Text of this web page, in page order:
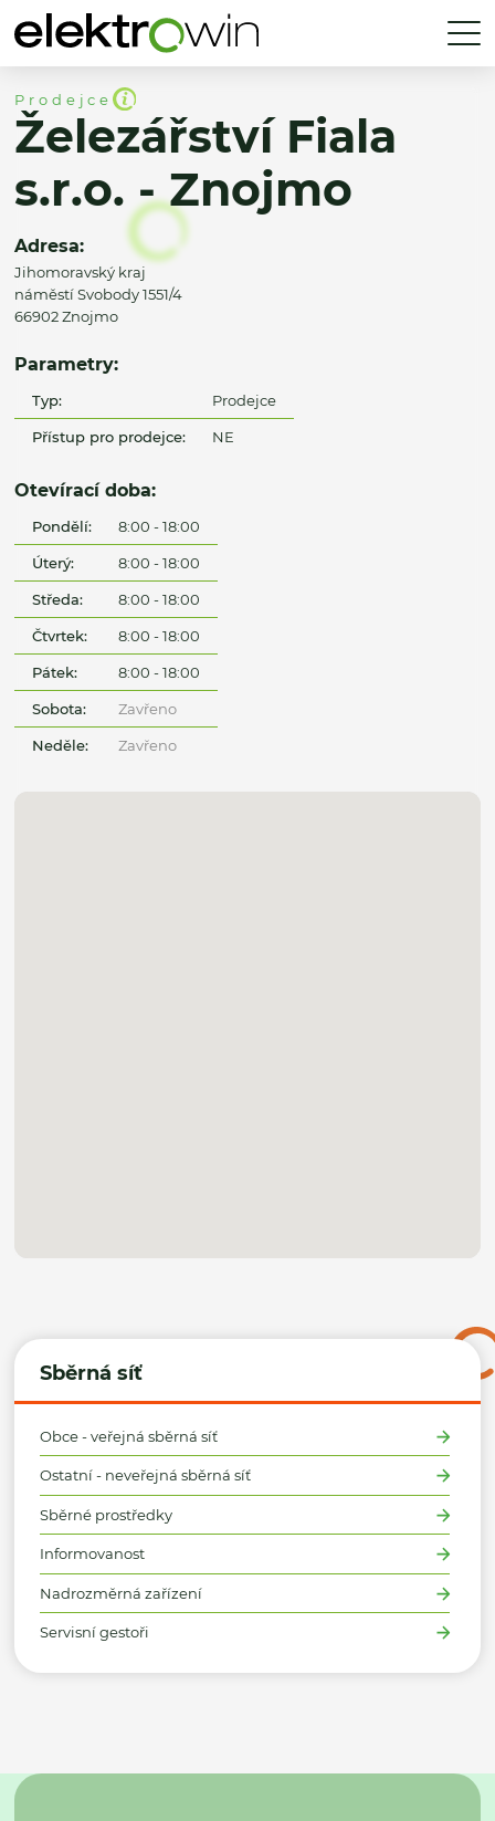
Sběrná síť
Obce - veřejná sběrná síť
Ostatní - neveřejná sběrná síť
Sběrné prostředky
Informovanost
Nadrozměrná zařízení
Servisní gestoři
Prodejce
Železářství Fiala
s.r.o. - Znojmo
Adresa:
Jihomoravský kraj
náměstí Svobody 1551/4
66902 Znojmo
Parametry:
Typ: Prodejce
Přístup pro prodejce: NE
Otevírací doba:
Pondělí: 8:00 - 18:00
Úterý: 8:00 - 18:00
Středa: 8:00 - 18:00
Čtvrtek: 8:00 - 18:00
Pátek: 8:00 - 18:00
Sobota: Zavřeno
Neděle: Zavřeno